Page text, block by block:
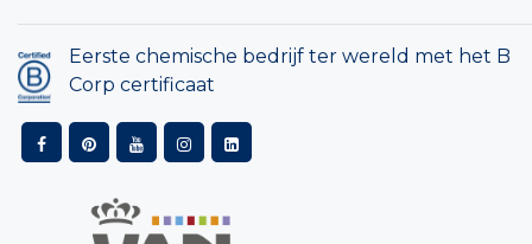
Eerste chemische bedrijf ter wereld met het B
Corp certificaat